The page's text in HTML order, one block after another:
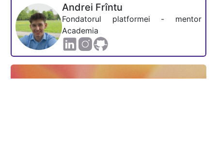
Andrei Frîntu
Fondatorul platformei - mentor
Academia